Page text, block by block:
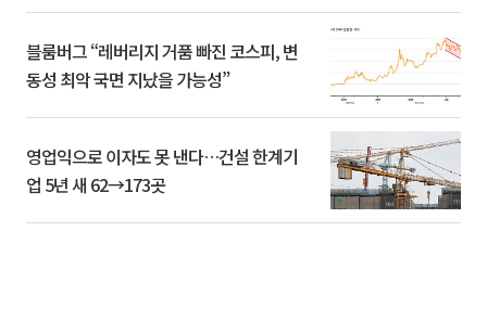
블룸버그 “레버리지 거품 빠진 코스피, 변
동성 최악 국면 지났을 가능성”
영업익으로 이자도 못 낸다…건설 한계기
업 5년 새 62→173곳